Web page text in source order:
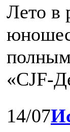
Лето в
«CJF-
14/07